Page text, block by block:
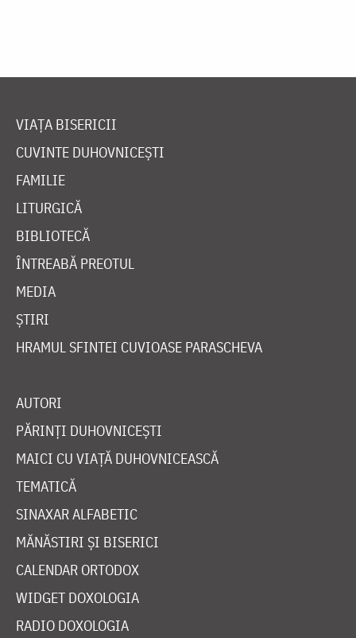
VIAȚA BISERICII
CUVINTE DUHOVNICEȘTI
FAMILIE
LITURGICĂ
BIBLIOTECĂ
ÎNTREABĂ PREOTUL
MEDIA
ȘTIRI
HRAMUL SFINTEI CUVIOASE PARASCHEVA
AUTORI
PĂRINȚI DUHOVNICEȘTI
MAICI CU VIAȚĂ DUHOVNICEASCĂ
TEMATICĂ
SINAXAR ALFABETIC
MĂNĂSTIRI ȘI BISERICI
CALENDAR ORTODOX
WIDGET DOXOLOGIA
RADIO DOXOLOGIA